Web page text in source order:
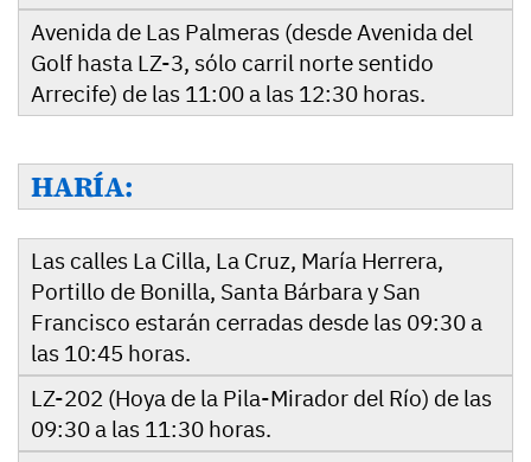
Avenida de Las Palmeras (desde Avenida del
Golf hasta LZ-3, sólo carril norte sentido
Arrecife) de las 11:00 a las 12:30 horas.
HARÍA:
Las calles La Cilla, La Cruz, María Herrera,
Portillo de Bonilla, Santa Bárbara y San
Francisco estarán cerradas desde las 09:30 a
las 10:45 horas.
LZ-202 (Hoya de la Pila-Mirador del Río) de las
09:30 a las 11:30 horas.